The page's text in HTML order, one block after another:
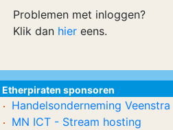
Problemen met inloggen?
Klik dan hier eens.
Etherpiraten sponsoren
Handelsonderneming Veenstra
MN ICT - Stream hosting